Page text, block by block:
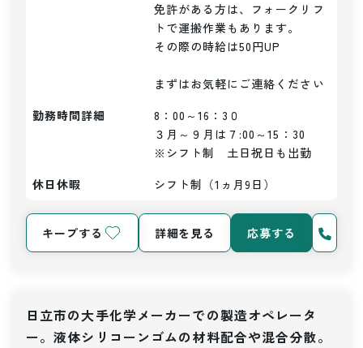
免許がある方は、フォークリフ
トで運搬作業もあります。
その際の時給は50円UP
まずはお気軽にご連絡ください
勤務時間詳細
8：00～16：3０
３月～９月は７:00～15：30
※シフト制　土日祝日も出勤
休日休暇
シフト制（1ヵ月9日）
キープする 詳細を見る 応募する
日立市の大手化学メーカーでの製造オペレータ
ー。液体シリコーンゴムの材料配合や混合分散。